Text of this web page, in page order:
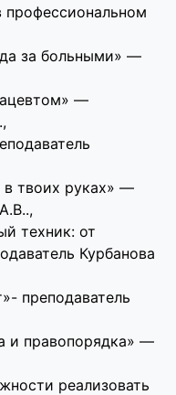
профессиональном
за больными» —
—
в твоих руках» —
техник: от
Курбанова
преподаватель
и правопорядка» —
реализовать